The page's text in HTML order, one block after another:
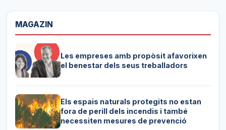
MAGAZIN
Les empreses amb propòsit afavorixen
el benestar dels seus treballadors
Els espais naturals protegits no estan
fora de perill dels incendis i també
necessiten mesures de prevenció